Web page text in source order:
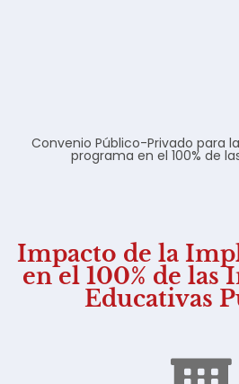
Convenio Público-Privado para
programa en el 100% de
Impacto de la
en el 100% de las
Educativas